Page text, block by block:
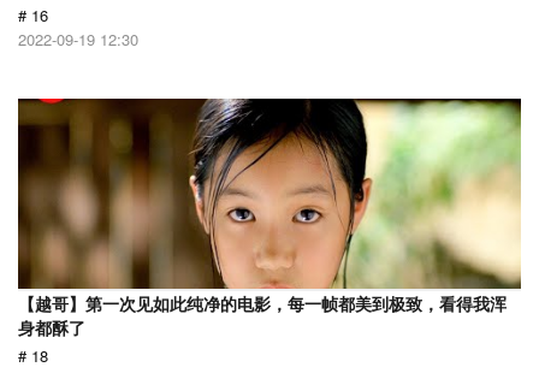
# 16
2022-09-19 12:30
【越哥】第一次见如此纯净的电影，每一帧都美到极致，看得我浑
身都酥了
# 18